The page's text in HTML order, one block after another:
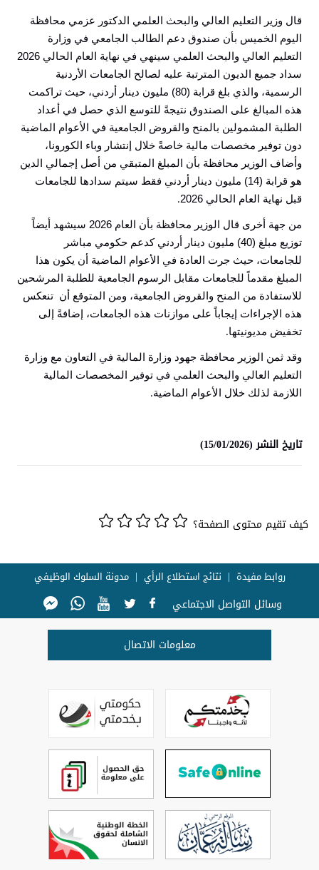
قال وزير التعليم العالي والبحث العلمي الدكتور عزمي محافظة
اليوم الخميس بأن صندوق دعم الطالب الجامعي في وزارة
التعليم العالي والبحث العلمي سينهي في نهاية العام الحالي 2026
سداد جميع الديون المترتبة عليه لصالح الجامعات الأردنية
الرسمية، والذي بلغ قرابة (80) مليون دينار أردني، حيث تراكمت
هذه المبالغ على الصندوق نتيجةً للتوسع الذي حصل في أعداد
الطلبة المشمولين بالمنح والقروض الجامعية في الأعوام الماضية
دون توفير مخصصات مالية خاصةً خلال إنتشار وباء الكورونا،
وأضاف الوزير محافظة بأن المبلغ المتبقي من أصل إجمالي الدين
هو قرابة (14) مليون دينار أردني فقط سيتم سدادها للجامعات
قبل نهاية العام الحالي 2026
.
من جهة أخرى قال الوزير محافظة بأن العام 2026 سيشهد أيضاً
توزيع مبلغ (40) مليون دينار أردني كدعم حكومي مباشر
للجامعات، حيث جرت العادة في الأعوام الماضية أن يكون هذا
المبلغ مقدماً للجامعات مقابل الرسوم الجامعية للطلبة المرشحين
للاستفادة من المنح والقروض الجامعية، ومن المتوقع أن تنعكس
هذه الإجراءات إيجاباً على موازنات هذه الجامعات، إضافةً إلى
تخفيض مديونيتها.
وقد ثمن الوزير محافظة جهود وزارة المالية في التعاون مع وزارة
التعليم العالي والبحث العلمي في توفير المخصصات المالية
اللازمة لذلك خلال الأعوام الماضية.
تاريخ النشر (15/01/2026)
كيف تقيم محتوى الصفحة؟
روابط مفيدة نتائج استطلاع الرأي مدونة السلوك الوظيفي
وسائل التواصل الاجتماعي
معلومات الاتصال